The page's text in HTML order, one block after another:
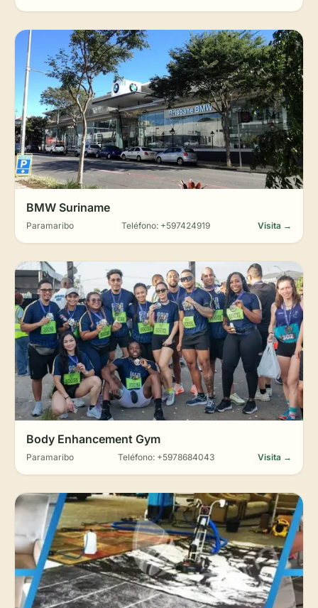
BMW Suriname
Paramaribo Teléfono: +597424919 Visita →
Body Enhancement Gym
Paramaribo Teléfono: +5978684043 Visita →